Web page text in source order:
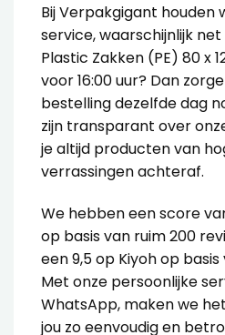
Bij Verpakgigant houden
service, waarschijnlijk net
Plastic Zakken (PE) 80 x
voor 16:00 uur? Dan
bestelling dezelfde dag
zijn transparant over
je altijd producten van
verrassingen achteraf.
We hebben een score
op basis van ruim 200
een 9,5 op Kiyoh op
Met onze persoonlijke
WhatsApp, maken we
jou zo eenvoudig en